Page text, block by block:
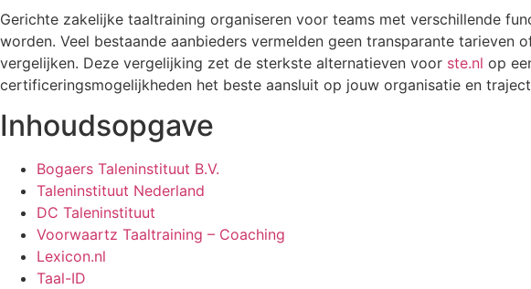
Gerichte zakelijke taaltraining organiseren voor teams met verschillende
worden. Veel bestaande aanbieders vermelden geen transparante
vergelijken. Deze vergelijking zet de sterkste alternatieven voor ste.nl op
certificeringsmogelijkheden het beste aansluit op jouw organisatie en
Inhoudsopgave
Bogaers Taleninstituut B.V.
Taleninstituut Nederland
DC Taleninstituut
Voorwaartz Taaltraining – Coaching
Lexicon.nl
Taal-ID